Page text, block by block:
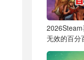
无效的百分